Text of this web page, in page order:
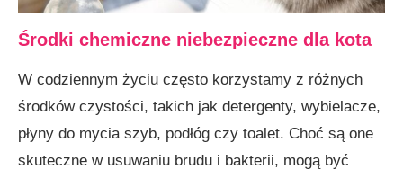
Środki chemiczne niebezpieczne dla kota
W codziennym życiu często korzystamy z różnych
środków czystości, takich jak detergenty, wybielacze,
płyny do mycia szyb, podłóg czy toalet. Choć są one
skuteczne w usuwaniu brudu i bakterii, mogą być